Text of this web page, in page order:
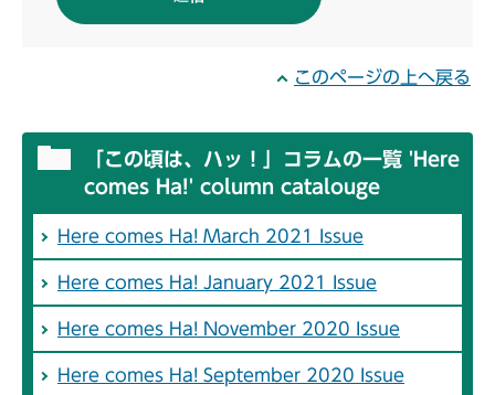
このページの上へ戻る
「この頃は、ハッ！」コラムの一覧 'Here
comes Ha!' column catalouge
Here comes Ha! March 2021 Issue
Here comes Ha! January 2021 Issue
Here comes Ha! November 2020 Issue
Here comes Ha! September 2020 Issue